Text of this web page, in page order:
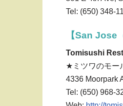
Tel: (650) 348-
【San Jose
Tomisushi
★ミツワのモー
4336 Moorpark
Tel: (650) 968-